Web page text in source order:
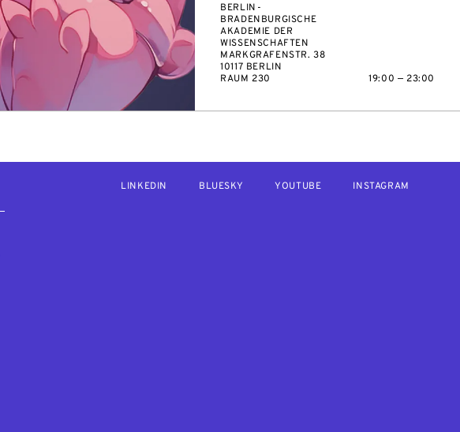
BERLIN-
BRADENBURGISCHE
AKADEMIE DER
WISSENSCHAFTEN
MARKGRAFENSTR. 38
10117 BERLIN
RAUM 230
19:00 — 23:00
LINKEDIN BLUESKY YOUTUBE INSTAGRAM